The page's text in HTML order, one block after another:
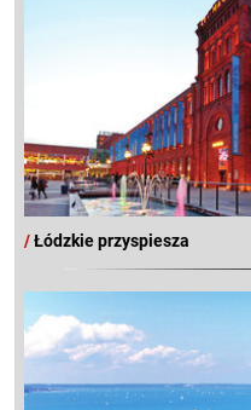
/Łódzkie przyspiesza